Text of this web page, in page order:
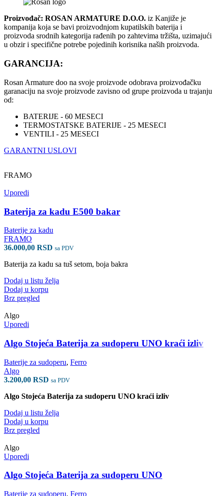
Proizvođač: ROSAN ARMATURE D.O.O. iz Kanjiže je
kompanija koja se bavi proizvodnjom kupatilskih baterija i
proizvoda srodnih kategorija rađenih po zahtevima tržišta, uzimajući
u obzir i specifične potrebe pojedinih korisnika naših proizvoda.
GARANCIJA:
Rosan Armature doo na svoje proizvode odobrava proizvođačku
garanaciju na svoje proizvode zavisno od grupe proizvoda u trajanju
od:
BATERIJE - 60 MESECI
TERMOSTATSKE BATERIJE - 25 MESECI
VENTILI - 25 MESECI
GARANTNI USLOVI
FRAMO
Uporedi
Baterija za kadu E500 bakar
Baterije za kadu
FRAMO
36.000,00 RSD sa PDV
Baterija za kadu sa tuš setom, boja bakra
Dodaj u listu želja
Dodaj u korpu
Brz pregled
Algo
Uporedi
Algo Stojeća Baterija za sudoperu UNO kraći izliv
Baterije za sudoperu, Ferro
Algo
3.200,00 RSD sa PDV
Algo Stojeća Baterija za sudoperu UNO kraći izliv
Dodaj u listu želja
Dodaj u korpu
Brz pregled
Algo
Uporedi
Algo Stojeća Baterija za sudoperu UNO
Baterije za sudoperu, Ferro